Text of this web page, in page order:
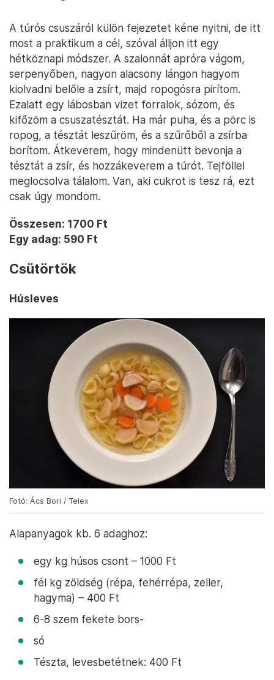
A túrós csuszáról külön fejezetet kéne nyitni, de itt
most a praktikum a cél, szóval álljon itt egy
hétköznapi módszer. A szalonnát apróra vágom,
serpenyőben, nagyon alacsony lángon hagyom
kiolvadni belőle a zsírt, majd ropogósra pirítom.
Ezalatt egy lábosban vizet forralok, sózom, és
kifőzöm a csuszatésztát. Ha már puha, és a pörc is
ropog, a tésztát leszűröm, és a szűrőből a zsírba
borítom. Átkeverem, hogy mindenütt bevonja a
tésztát a zsír, és hozzákeverem a túrót. Tejföllel
meglocsolva tálalom. Van, aki cukrot is tesz rá, ezt
csak úgy mondom.
Összesen: 1700 Ft
Egy adag: 590 Ft
Csütörtök
Húsleves
Fotó: Ács Bori / Telex
Alapanyagok kb. 6 adaghoz:
egy kg húsos csont – 1000 Ft
fél kg zöldség (répa, fehérrépa, zeller,
hagyma) – 400 Ft
6-8 szem fekete bors-
só
Tészta, levesbetétnek: 400 Ft